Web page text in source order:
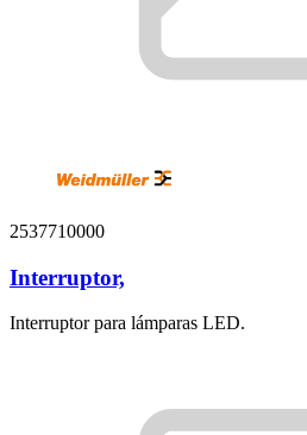
2537710000
Interruptor,
Interruptor para lámparas LED.